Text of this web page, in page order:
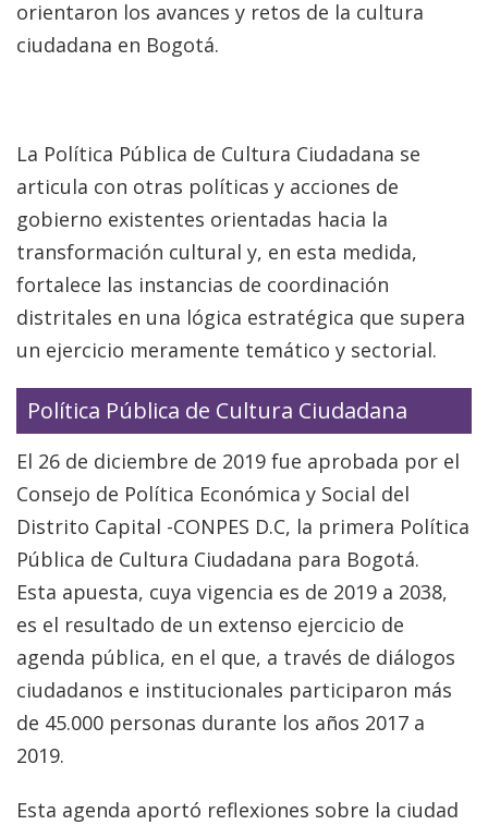
orientaron los avances y retos de la cultura
ciudadana en Bogotá.
La Política Pública de Cultura Ciudadana se
articula con otras políticas y acciones de
gobierno existentes orientadas hacia la
transformación cultural y, en esta medida,
fortalece las instancias de coordinación
distritales en una lógica estratégica que supera
un ejercicio meramente temático y sectorial.
Política Pública de Cultura Ciudadana
El 26 de diciembre de 2019 fue aprobada por el
Consejo de Política Económica y Social del
Distrito Capital -CONPES D.C, la primera Política
Pública de Cultura Ciudadana para Bogotá.
Esta apuesta, cuya vigencia es de 2019 a 2038,
es el resultado de un extenso ejercicio de
agenda pública, en el que, a través de diálogos
ciudadanos e institucionales participaron más
de 45.000 personas durante los años 2017 a
2019.
Esta agenda aportó reflexiones sobre la ciudad